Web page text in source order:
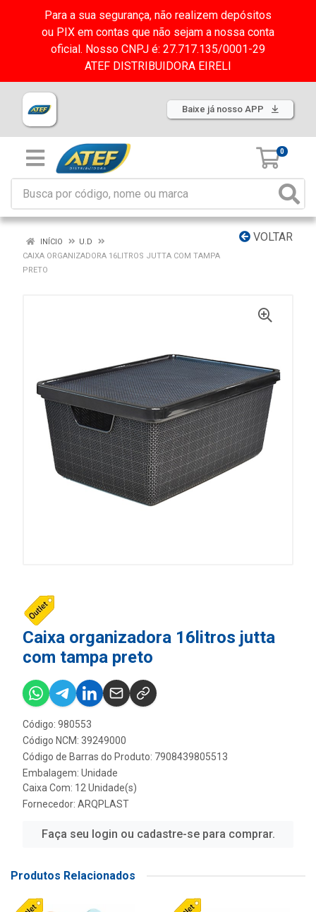
Para a sua segurança, não realizem depósitos
ou PIX em contas que não sejam a nossa conta
oficial. Nosso CNPJ é: 27.717.135/0001-29
ATEF DISTRIBUIDORA EIRELI
Baixe já nosso APP
0
VOLTAR
INÍCIO
U.D
CAIXA ORGANIZADORA 16LITROS JUTTA COM TAMPA
PRETO
Caixa organizadora 16litros jutta
com tampa preto
Código: 980553
Código NCM: 39249000
Código de Barras do Produto: 7908439805513
Embalagem: Unidade
Caixa Com: 12 Unidade(s)
Fornecedor: ARQPLAST
Faça seu login ou cadastre-se para comprar.
Produtos Relacionados